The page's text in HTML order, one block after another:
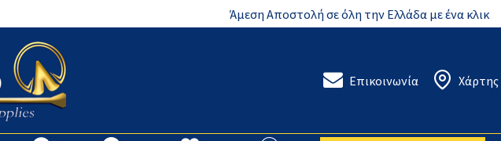
Άμεση Αποστολή σε όλη την Ελλάδα με ένα κλικ
Επικοινωνία Χάρτης